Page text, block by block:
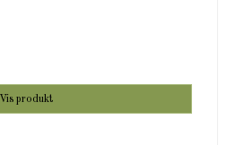
Vis produkt